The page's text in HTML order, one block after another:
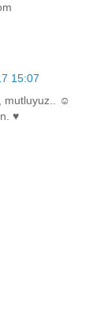
15:07
mutluyuz.. ☺
♥